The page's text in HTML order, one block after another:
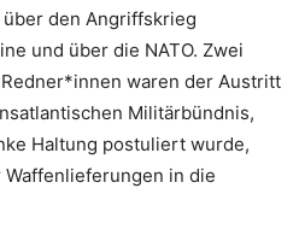
den Angriffskrieg
und über die NATO. Zwei
waren der Austritt
Militärbündnis,
Haltung postuliert wurde,
in die